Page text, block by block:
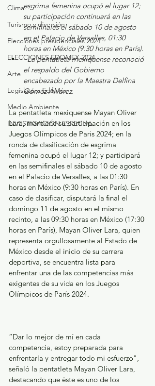
Clima
Turismo y diversión
Elecciones presidenciales 2024
ELECCIONES EDOMEX 2024
Arte
Legislatura EdoMéx
Medio Ambiente
INVESTIGACIÓN ESPECIAL
esgrima femenina ocupó el lugar 12;
su participación continuará en las
semifinales el sábado 10 de agosto
en el Palacio de Versalles, 01:30
horas en México (9:30 horas en París).
· La pentatleta mexiquense reconoció
el respaldo del Gobierno
encabezado por la Maestra Delfina
Gómez Álvarez.
La pentatleta mexiquense Mayan Oliver
Lara, mantiene su participación en los
Juegos Olímpicos de Paris 2024; en la
ronda de clasificación de esgrima
femenina ocupó el lugar 12; y participará
en las semifinales el sábado 10 de agosto
en el Palacio de Versalles, a las 01:30
horas en México (9:30 horas en París). En
caso de clasificar, disputará la final el
domingo 11 de agosto en el mismo
recinto, a las 09:30 horas en México (17:30
horas en París), Mayan Oliver Lara, quien
representa orgullosamente al Estado de
México desde el inicio de su carrera
deportiva, se encuentra lista para
enfrentar una de las competencias más
exigentes de su vida en los Juegos
Olímpicos de París 2024.
“Dar lo mejor de mí en cada
competencia, estoy preparada para
enfrentarla y entregar todo mi esfuerzo",
señaló la pentatleta Mayan Oliver Lara,
destacando que éste es uno de los